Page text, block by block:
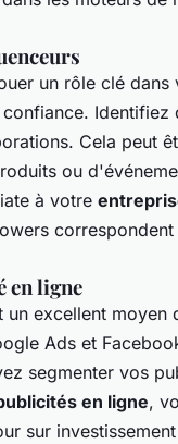
un rôle clé dans
Cela peut
ou
à votre
en ligne
un excellent moyen
Ads et
segmenter vos
en ligne,
sur